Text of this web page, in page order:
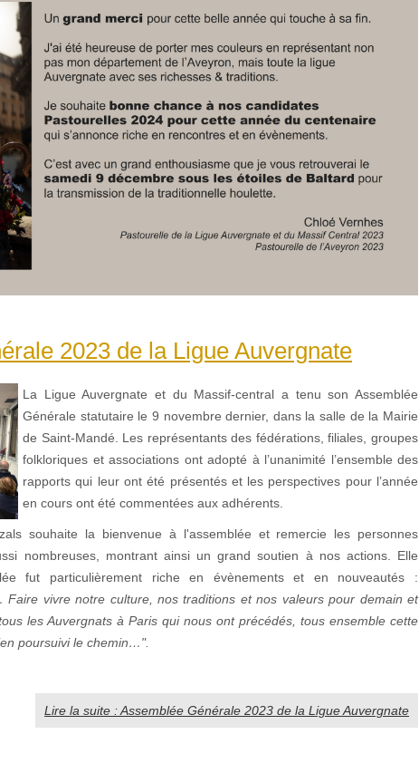
2023 de la Ligue Auvergnate
La Ligue Auvergnate et du Massif-central a tenu son Assemblée
Générale statutaire le 9 novembre dernier, dans la salle de la Mairie
de Saint-Mandé. Les représentants des fédérations, filiales, groupes
folkloriques et associations ont adopté à l’unanimité l’ensemble des
rapports qui leur ont été présentés et les perspectives pour l’année
en cours ont été commentées aux adhérents.
souhaite la bienvenue à l'assemblée et remercie les personnes
nombreuses, montrant ainsi un grand soutien à nos actions. Elle
fut particulièrement riche en évènements et en nouveautés :
vivre notre culture, nos traditions et nos valeurs pour demain et
les Auvergnats à Paris qui nous ont précédés, tous ensemble cette
poursuivi le chemin…".
Lire la suite : Assemblée Générale 2023 de la Ligue Auvergnate